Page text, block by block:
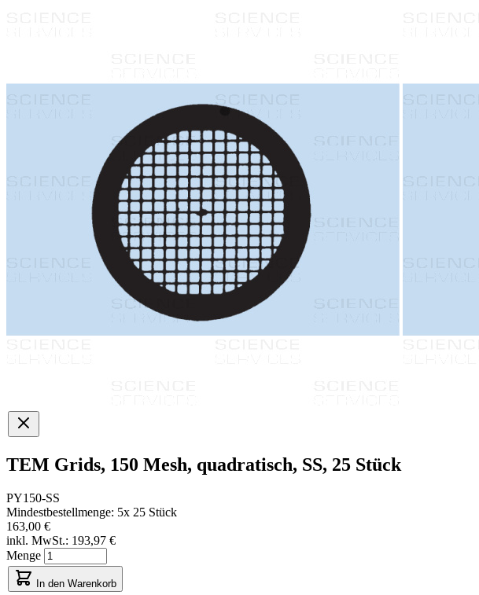
TEM Grids, 150 Mesh, quadratisch, SS, 25 Stück
PY150-SS
Mindestbestellmenge: 5x 25 Stück
163,00 €
inkl. MwSt.: 193,97 €
Menge
In den Warenkorb